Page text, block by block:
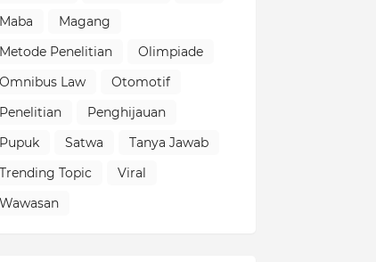
Maba
Magang
Metode Penelitian
Olimpiade
Omnibus Law
Otomotif
Penelitian
Penghijauan
Pupuk
Satwa
Tanya Jawab
Trending Topic
Viral
Wawasan